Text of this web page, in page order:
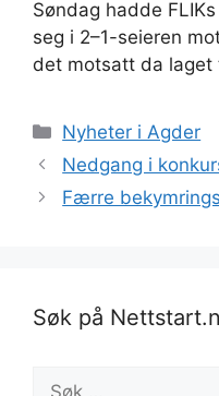
Søndag hadde
seg i 2–1-seieren
det motsatt da laget
Kategorier
Nyheter i Agder
Nedgang i
Færre
Søk på